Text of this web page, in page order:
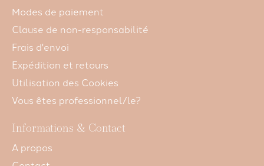
Modes de paiement
Clause de non-responsabilité
Frais d'envoi
Expédition et retours
Utilisation des Cookies
Vous êtes professionnel/le?
Informations & Contact
A propos